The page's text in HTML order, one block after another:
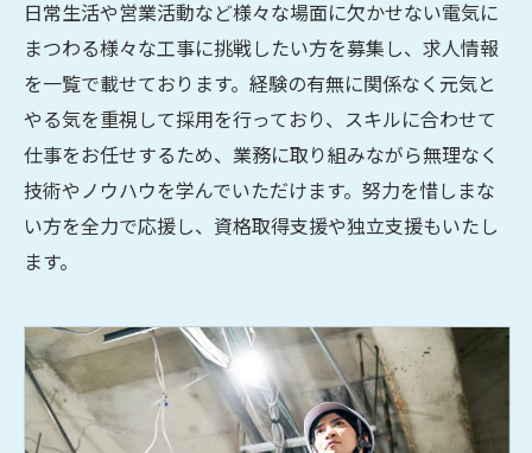
日常生活や営業活動など様々な場面に欠かせない電気に
まつわる様々な工事に挑戦したい方を募集し、求人情報
を一覧で載せております。経験の有無に関係なく元気と
やる気を重視して採用を行っており、スキルに合わせて
仕事をお任せするため、業務に取り組みながら無理なく
技術やノウハウを学んでいただけます。努力を惜しまな
い方を全力で応援し、資格取得支援や独立支援もいたし
ます。